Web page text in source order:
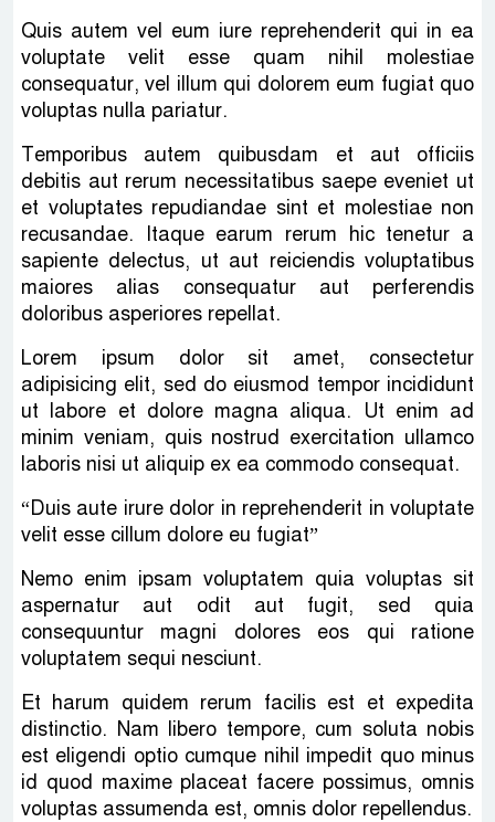
Quis autem vel eum iure reprehenderit qui in ea
voluptate velit esse quam nihil molestiae
consequatur, vel illum qui dolorem eum fugiat quo
voluptas nulla pariatur.
Temporibus autem quibusdam et aut officiis
debitis aut rerum necessitatibus saepe eveniet ut
et voluptates repudiandae sint et molestiae non
recusandae. Itaque earum rerum hic tenetur a
sapiente delectus, ut aut reiciendis voluptatibus
maiores alias consequatur aut perferendis
doloribus asperiores repellat.
Lorem ipsum dolor sit amet, consectetur
adipisicing elit, sed do eiusmod tempor incididunt
ut labore et dolore magna aliqua. Ut enim ad
minim veniam, quis nostrud exercitation ullamco
laboris nisi ut aliquip ex ea commodo consequat.
“Duis aute irure dolor in reprehenderit in voluptate
velit esse cillum dolore eu fugiat”
Nemo enim ipsam voluptatem quia voluptas sit
aspernatur aut odit aut fugit, sed quia
consequuntur magni dolores eos qui ratione
voluptatem sequi nesciunt.
Et harum quidem rerum facilis est et expedita
distinctio. Nam libero tempore, cum soluta nobis
est eligendi optio cumque nihil impedit quo minus
id quod maxime placeat facere possimus, omnis
voluptas assumenda est, omnis dolor repellendus.